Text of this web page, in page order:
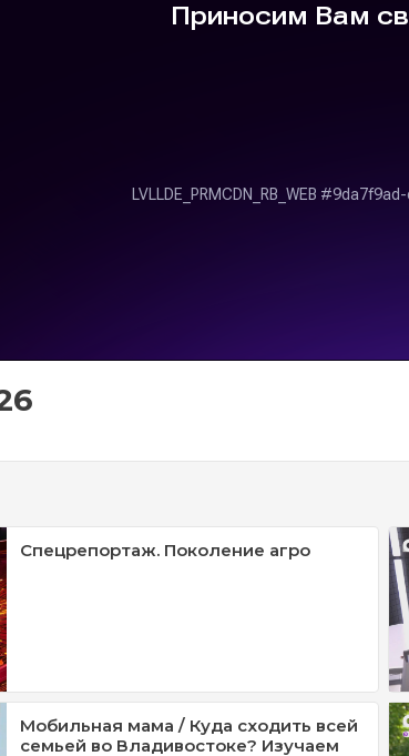
Спецрепортаж. Поколение агро
Мобильная мама / Куда сходить всей
семьей во Владивостоке? Изучаем